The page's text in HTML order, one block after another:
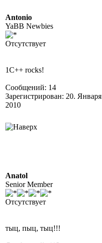
Antonio
YaBB Newbies
Отсутствует
1C++ rocks!
Сообщений: 14
Зарегистрирован: 20. Января
2010
Anatol
Senior Member
Отсутствует
тыц, пыц, тыц!!!